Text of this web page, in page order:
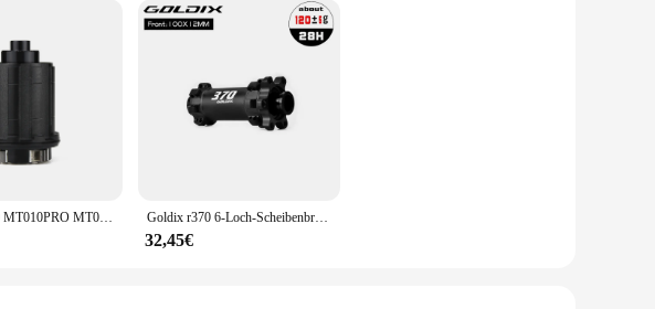
ARC MT039 MT010PRO MT009 boost fahrrad kostenloser hub hg xdr micro spline Freehubs körper 8 9 10 11 12 geschwindigkeit mtb mountainbike hub teile Goldix r370 6-Loch-Scheibenbremse 28h Direkt zug ratsche 36t Schotter-Rennrad nabe, geeignet für Shimano-Sram-Getriebes ysteme
32,45€